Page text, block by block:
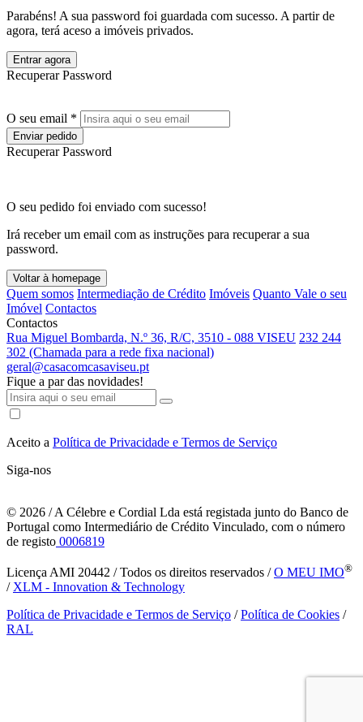
Parabéns! A sua password foi guardada com sucesso. A partir de
agora, terá aceso a imóveis privados.
Entrar agora
Recuperar Password
O seu email *
Enviar pedido
Recuperar Password
O seu pedido foi enviado com sucesso!
Irá receber um email com as instruções para recuperar a sua
password.
Voltar à homepage
Quem somos Intermediação de Crédito Imóveis Quanto Vale o seu
Imóvel Contactos
Contactos
Rua Miguel Bombarda, N.º 36, R/C, 3510 - 088 VISEU 232 244
302 (Chamada para a rede fixa nacional)
geral@casacomcasaviseu.pt
Fique a par das novidades!
Aceito a Política de Privacidade e Termos de Serviço
Siga-nos
© 2026 / A Célebre e Cordial Lda está registada junto do Banco de
Portugal como Intermediário de Crédito Vinculado, com o número
de registo 0006819
Licença AMI 20442 / Todos os direitos reservados /O MEU IMO®
/ XLM - Innovation & Technology
Política de Privacidade e Termos de Serviço /Política de Cookies /
RAL